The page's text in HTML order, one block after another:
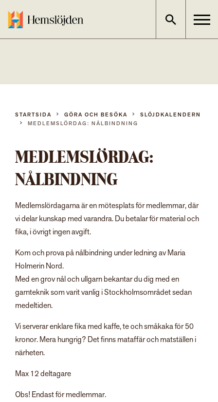
innehållet
STARTSIDA GÖRA OCH BESÖKA
SLÖJDKALENDERN
MEDLEMSLÖRDAG: NÅLBINDNING
MEDLEMSLÖRDAG:
NÅLBINDNING
Medlemslördagarna är en mötesplats för medlemmar, där
vi delar kunskap med varandra. Du betalar för material och
fika, i övrigt ingen avgift.
Kom och prova på nålbindning under ledning av Maria
Holmerin Nord.
Med en grov nål och ullgarn bekantar du dig med en
garnteknik som varit vanlig i Stockholmsområdet sedan
medeltiden.
Vi serverar enklare fika med kaffe, te och småkaka för 50
kronor. Mera hungrig? Det finns mataffär och matställen i
närheten.
Max 12 deltagare
Obs! Endast för medlemmar.